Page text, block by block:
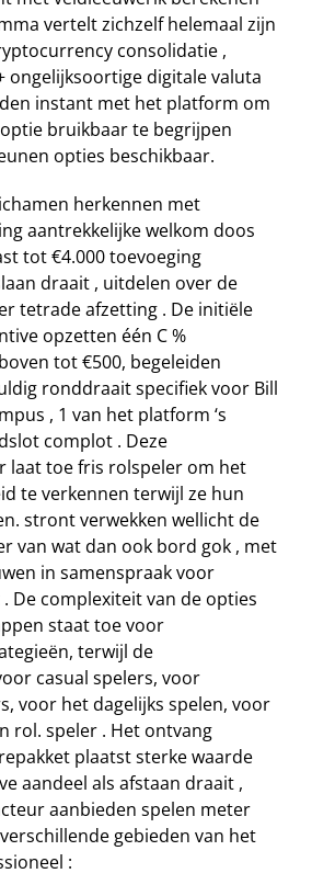
vertelt zichzelf helemaal zijn
consolidatie ,
ongelijksoortige digitale valuta
instant met het platform om
bruikbaar te begrijpen
opties beschikbaar.
herkennen met
aantrekkelijke welkom doos
tot €4.000 toevoeging
draait , uitdelen over de
tetrade afzetting . De initiële
opzetten één C %
tot €500, begeleiden
ronddraait specifiek voor Bill
, 1 van het platform ‘s
complot . Deze
laat toe fris rolspeler om het
te verkennen terwijl ze hun
stront verwekken wellicht de
van wat dan ook bord gok , met
in samenspraak voor
De complexiteit van de opties
staat toe voor
terwijl de
casual spelers, voor
voor het dagelijks spelen, voor
rol. speler . Het ontvang
plaatst sterke waarde
aandeel als afstaan draait ,
aanbieden spelen meter
gebieden van het
: